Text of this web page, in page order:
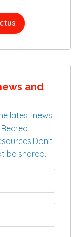
and
latest news
Don't
be shared.